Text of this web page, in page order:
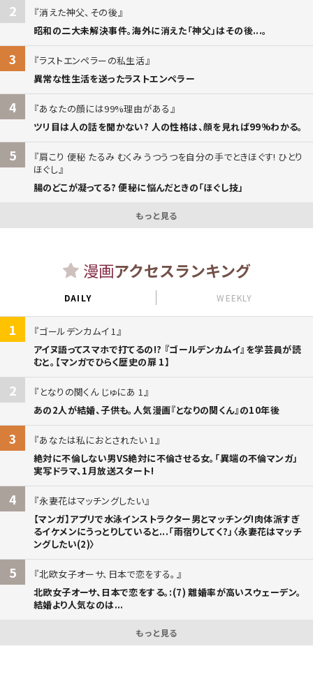
2
消えた神父、その後
昭和の二大未解決事件。海外に消えた「神父」はその後...。
3
ラストエンペラーの私生活
異常な性生活を送ったラストエンペラー
4
あなたの顔には99%理由がある
ツリ目は人の話を聞かない? 人の性格は、顔を見れば99%わかる。
5
肩こり 便秘 たるみ むくみ うつうつを自分の手でときほぐす! ひとり
ほぐし
腸のどこが凝ってる? 便秘に悩んだときの「ほぐし技」
もっと見る
漫画アクセスランキング
DAILY WEEKLY
1
ゴールデンカムイ 1
アイヌ語ってスマホで打てるの!? 『ゴールデンカムイ』を学芸員が読
むと。【マンガでひらく歴史の扉 1】
2
となりの関くん じゅにあ 1
あの2人が結婚、子供も。人気漫画『となりの関くん』の10年後
3
あなたは私におとされたい 1
絶対に不倫しない男VS絶対に不倫させる女。「異端の不倫マンガ」
実写ドラマ、1月放送スタート!
4
永妻花はマッチングしたい
【マンガ】アプリで水泳インストラクター男とマッチング!肉体派すぎ
るイケメンにうっとりしていると...「雨宿りしてく?」〈永妻花はマッチ
ングしたい(2)〉
5
北欧女子オーサ、日本で恋をする。
北欧女子オーサ、日本で恋をする。:(7) 離婚率が高いスウェーデン。
結婚より人気なのは...
もっと見る